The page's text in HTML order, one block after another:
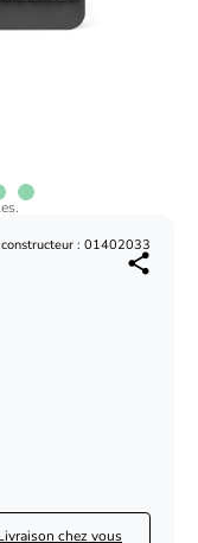
constructeur : 01402033
chez vous